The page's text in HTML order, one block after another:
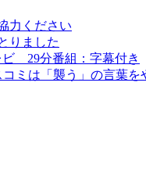
力ください
りました
29分番組：字幕付き
ミは「襲う」の言葉を